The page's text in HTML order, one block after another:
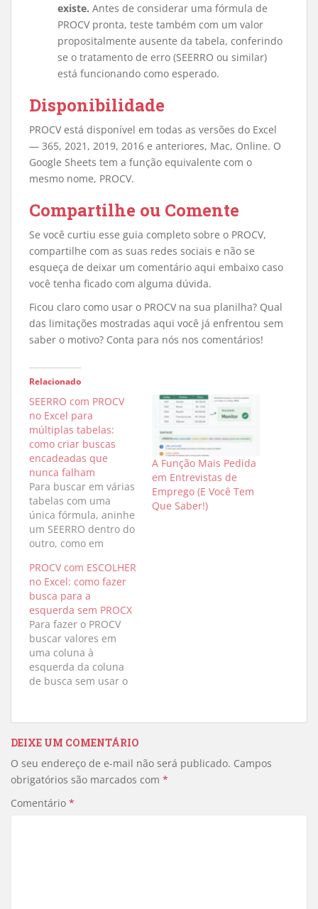
existe. Antes de considerar uma fórmula de
PROCV pronta, teste também com um valor
propositalmente ausente da tabela, conferindo
se o tratamento de erro (SEERRO ou similar)
está funcionando como esperado.
Disponibilidade
PROCV está disponível em todas as versões do Excel
— 365, 2021, 2019, 2016 e anteriores, Mac, Online. O
Google Sheets tem a função equivalente com o
mesmo nome, PROCV.
Compartilhe ou Comente
Se você curtiu esse guia completo sobre o PROCV,
compartilhe com as suas redes sociais e não se
esqueça de deixar um comentário aqui embaixo caso
você tenha ficado com alguma dúvida.
Ficou claro como usar o PROCV na sua planilha? Qual
das limitações mostradas aqui você já enfrentou sem
saber o motivo? Conta para nós nos comentários!
Relacionado
SEERRO com PROCV
no Excel para
múltiplas tabelas:
como criar buscas
encadeadas que
nunca falham
Para buscar em várias
tabelas com uma
única fórmula, aninhe
um SEERRO dentro do
outro, como em
bela1;2;FALSO);SEERR
O(PROCV(A2;Tabela2;2
;FALSO);"Não
encontrado")) — o
Excel tenta a primeira
tabela e só passa para
a próxima se não
encontrar o valor.
Uma situação muito
precisar buscar um
valor em…
A Função Mais Pedida
em Entrevistas de
Emprego (E Você Tem
Que Saber!)
PROCV com ESCOLHER
no Excel: como fazer
busca para a
esquerda sem PROCX
Para fazer o PROCV
buscar valores em
uma coluna à
esquerda da coluna
de busca sem usar o
ESCOLHER criando
uma tabela virtual na
=PROCV(valor;
ESCOLHER({1\2};
coluna_retorno); 2;
DEIXE UM COMENTÁRIO
O seu endereço de e-mail não será publicado. Campos
obrigatórios são marcados com *
Comentário *